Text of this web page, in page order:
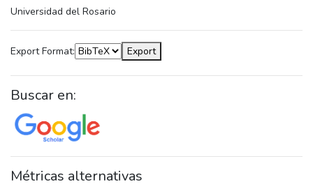
Universidad del Rosario
Export Format: Export
Buscar en:
Métricas alternativas